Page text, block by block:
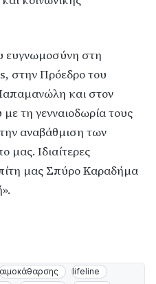
ευγνωμοσύνη στη
στην Πρόεδρο του
και στον
τη γενναιοδωρία τους
αναβάθμιση των
μας. Ιδιαίτερες
μας Σπύρο Καραδήμα
αιμοκάθαρσης
lifeline